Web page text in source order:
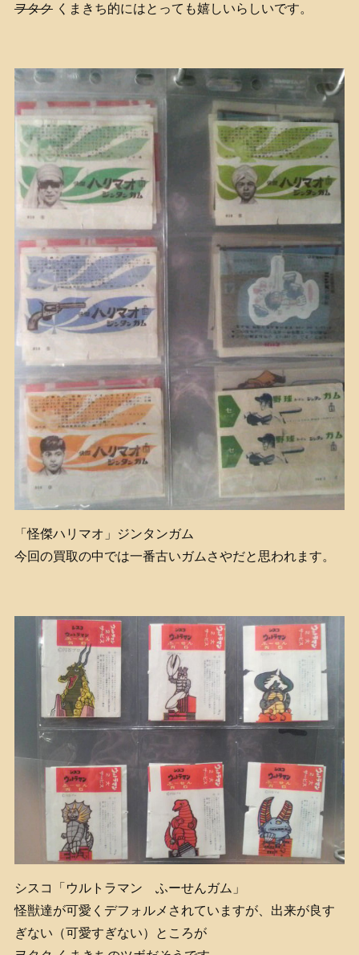
ヲタクくまきち的にはとっても嬉しいらしいです。
「怪傑ハリマオ」ジンタンガム
今回の買取の中では一番古いガムさやだと思われます。
シスコ「ウルトラマン ふーせんガム」
怪獣達が可愛くデフォルメされていますが、出来が良す
ぎない（可愛すぎない）ところが